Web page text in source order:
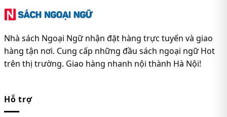
Nhà sách Ngoại Ngữ nhận đặt hàng trực tuyến và giao
hàng tận nơi. Cung cấp những đầu sách ngoại ngữ Hot
trên thị trường. Giao hàng nhanh nội thành Hà Nội!
Hỗ trợ